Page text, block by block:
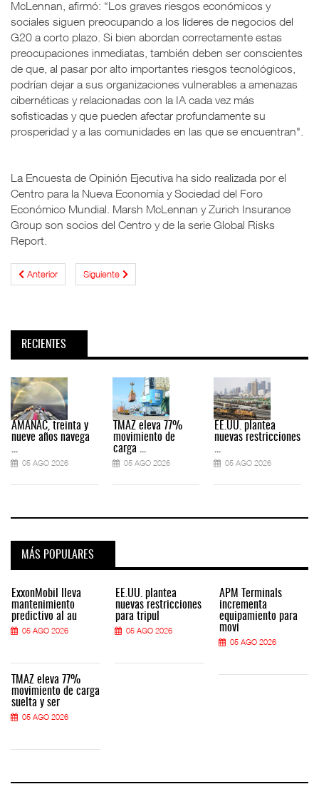
McLennan, afirmó: “Los graves riesgos económicos y
sociales siguen preocupando a los líderes de negocios del
G20 a corto plazo. Si bien abordan correctamente estas
preocupaciones inmediatas, también deben ser conscientes
de que, al pasar por alto importantes riesgos tecnológicos,
podrían dejar a sus organizaciones vulnerables a amenazas
cibernéticas y relacionadas con la IA cada vez más
sofisticadas y que pueden afectar profundamente su
prosperidad y a las comunidades en las que se encuentran".
La Encuesta de Opinión Ejecutiva ha sido realizada por el
Centro para la Nueva Economía y Sociedad del Foro
Económico Mundial. Marsh McLennan y Zurich Insurance
Group son socios del Centro y de la serie Global Risks
Report.
Anterior Siguiente
RECIENTES
AMANAC, treinta y
nueve años navega
05 AGO 2026
TMAZ eleva 77%
movimiento de
carga ...
05 AGO 2026
EE.UU. plantea
nuevas restricciones
05 AGO 2026
MÁS POPULARES
ExxonMobil lleva
mantenimiento
predictivo al au
05 AGO 2026
TMAZ eleva 77%
movimiento de carga
suelta y ser
05 AGO 2026
EE.UU. plantea
nuevas restricciones
para tripul
05 AGO 2026
APM Terminals
incrementa
equipamiento para
movi
05 AGO 2026